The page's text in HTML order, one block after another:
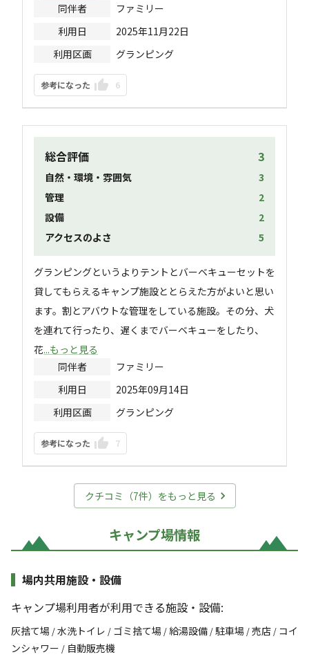
同伴者
ファミリー
利用日
2025年11月22日
利用区画
グランピング
参考になった 6
総合評価 3
自然・環境・雰囲気
3
管理
2
設備
2
アクセスのよさ
5
グランピングというよりテントとバーベキューセットを
貸してもらえるキャンプ施設ととらえた方がよいと思い
ます。割とアバウトな管理をしている施設。その分、犬
を連れて行ったり、遅くまでバーベキューをしたり、
花...もっと見る
同伴者
ファミリー
利用日
2025年09月14日
利用区画
グランピング
参考になった 7
クチコミ（7件）をもっと見る
キャンプ場情報
場内共用施設・設備
キャンプ場利用者が利用できる施設・設備:
灰捨て場 /水洗トイレ / ゴミ捨て場 /給湯設備 /駐車場 /売店 / コイ
ンシャワー / 自動販売機